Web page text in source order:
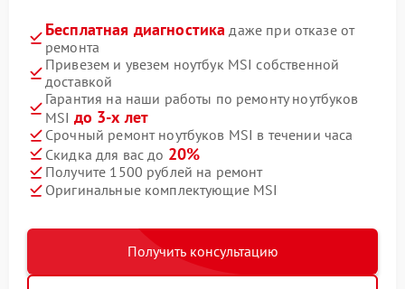
Бесплатная диагностика даже при отказе от
ремонта
Привезем и увезем ноутбук MSI собственной
доставкой
Гарантия на наши работы по ремонту ноутбуков
MSI до 3-х лет
Срочный ремонт ноутбуков MSI в течении часа
Скидка для вас до 20%
Получите 1500 рублей на ремонт
Оригинальные комплектующие MSI
Получить консультацию